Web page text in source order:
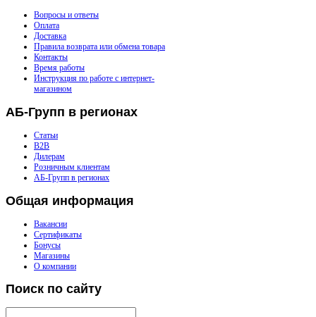
Вопросы и ответы
Оплата
Доставка
Правила возврата или обмена товара
Контакты
Время работы
Инструкция по работе с интернет-
магазином
АБ-Групп в регионах
Статьи
B2B
Дилерам
Розничным клиентам
АБ-Групп в регионах
Общая информация
Вакансии
Сертификаты
Бонусы
Магазины
О компании
Поиск по сайту